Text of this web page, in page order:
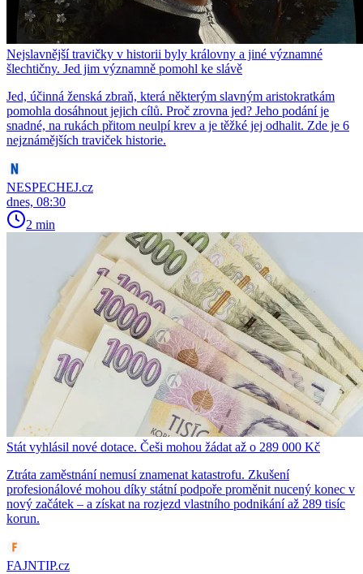
Nejslavnější travičky v historii byly královny a jiné významné
šlechtičny. Jed jim významně pomohl ke slávě
Jed, účinná ženská zbraň, která některým slavným aristokratkám
pomohla dosáhnout jejich cílů. Proč zrovna jed? Jeho podání je
snadné, na rukách přitom neulpí krev a je těžké jej odhalit. Zde je 6
nejznámějších traviček historie.
NESPECHEJ.cz
dnes, 08:30
2 min
Stát vyhlásil nové dotace. Češi mohou žádat až o 289 000 Kč
Ztráta zaměstnání nemusí znamenat katastrofu. Zkušení
profesionálové mohou díky státní podpoře proměnit nucený konec v
nový začátek – a získat na rozjezd vlastního podnikání až 289 tisíc
korun.
FAJNTIP.cz